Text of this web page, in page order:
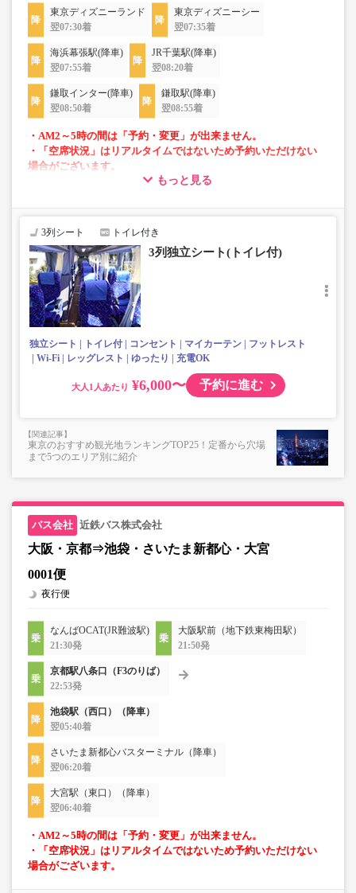
東京ディズニーランド
翌07:30着
東京ディズニーシー
翌07:35着
海浜幕張駅(降車)
翌07:55着
JR千葉駅(降車)
翌08:20着
鎌取インター(降車)
翌08:50着
鎌取駅(降車)
翌08:55着
・AM2～5時の間は「予約・変更」が出来ません。
・「空席状況」はリアルタイムではないため予約いただけない
場合がございます。
・車両は予告なく変更となる場合がございます。これに伴い、
じめご了承ください。
・座席にコンセント設備あり。※車両により異なります。
・車内は常時換気し、清掃・除菌を徹底。
※増便はシートタイプ・車両設備など、異なる場合がござ
います。
もっと見る
3列シート トイレ付き
3列独立シート(トイレ付)
独立シート トイレ付 コンセント マイカーテン
フットレスト
Wi-Fi
レッグレスト ゆったり 充電OK
大人 ¥6,000〜 予約に進む
東京のおすすめ観光地ランキングTOP25！定番から穴場
まで5つのエリア別に紹介
近鉄バス株式会社
大阪・京都⇒池袋・さいたま新都心・大宮
0001便
夜行便
なんばOCAT(JR難波駅)
21:30発
大阪駅前（地下鉄東梅田駅）
21:50発
京都駅八条口（F3のりば）
22:53発
池袋駅（西口）（降車）
翌05:40着
さいたま新都心バスターミナル（降車）
翌06:20着
大宮駅（東口）（降車）
翌06:40着
・AM2～5時の間は「予約・変更」が出来ません。
・「空席状況」はリアルタイムではないため予約いただけない
場合がございます。